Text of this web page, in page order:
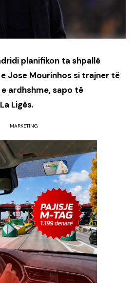
planifikon ta shpallë
Jose Mourinhos si trajner të
ardhshme, sapo të
Ligës.
MARKETING